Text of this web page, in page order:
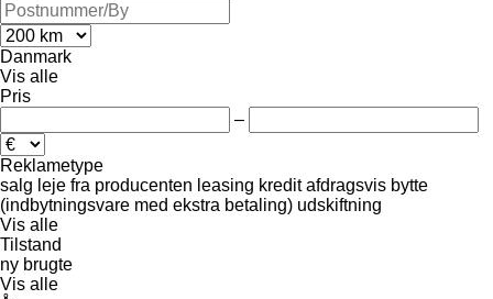
Danmark
Vis alle
Pris
–
Reklametype
salg leje fra producenten leasing kredit afdragsvis bytte
(indbytningsvare med ekstra betaling) udskiftning
Vis alle
Tilstand
ny brugte
Vis alle